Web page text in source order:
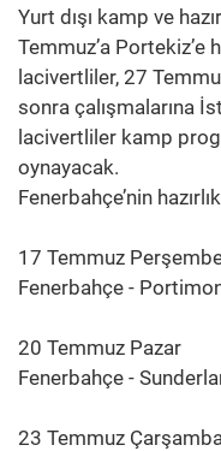
Yurt dışı kamp ve
Temmuz’a Portekiz’e
lacivertliler, 27
sonra çalışmalarına
lacivertliler kamp
oynayacak.
Fenerbahçe’nin
17 Temmuz
Fenerbahçe -
20 Temmuz Pazar
Fenerbahçe -
23 Temmuz